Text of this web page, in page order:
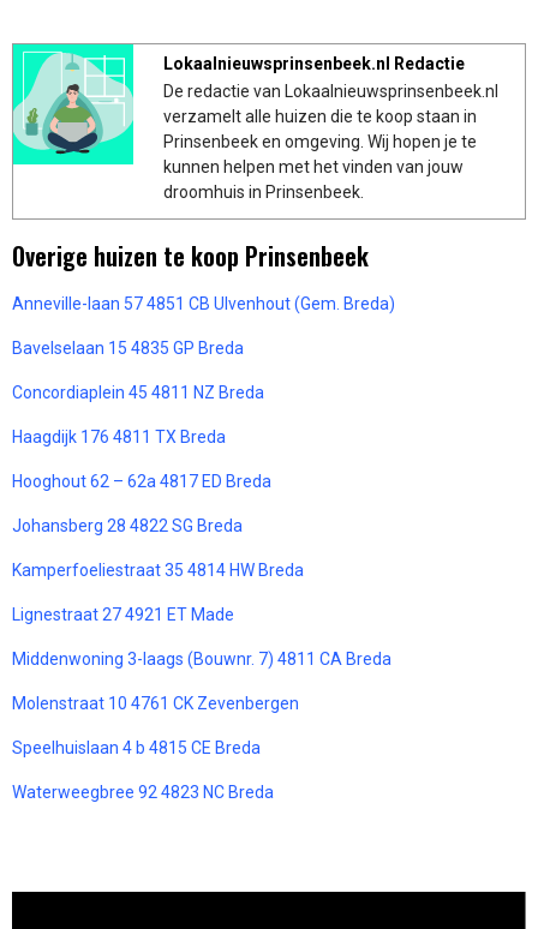
Lokaalnieuwsprinsenbeek.nl Redactie
De redactie van Lokaalnieuwsprinsenbeek.nl
verzamelt alle huizen die te koop staan in
Prinsenbeek en omgeving. Wij hopen je te
kunnen helpen met het vinden van jouw
droomhuis in Prinsenbeek.
Overige huizen te koop Prinsenbeek
Anneville-laan 57 4851 CB Ulvenhout (Gem. Breda)
Bavelselaan 15 4835 GP Breda
Concordiaplein 45 4811 NZ Breda
Haagdijk 176 4811 TX Breda
Hooghout 62 – 62a 4817 ED Breda
Johansberg 28 4822 SG Breda
Kamperfoeliestraat 35 4814 HW Breda
Lignestraat 27 4921 ET Made
Middenwoning 3-laags (Bouwnr. 7) 4811 CA Breda
Molenstraat 10 4761 CK Zevenbergen
Speelhuislaan 4 b 4815 CE Breda
Waterweegbree 92 4823 NC Breda